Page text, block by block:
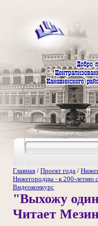
Главная / Проект года /
Нижегородцы - к 200-летию
Видеоконкурс
"Выхожу
Читает